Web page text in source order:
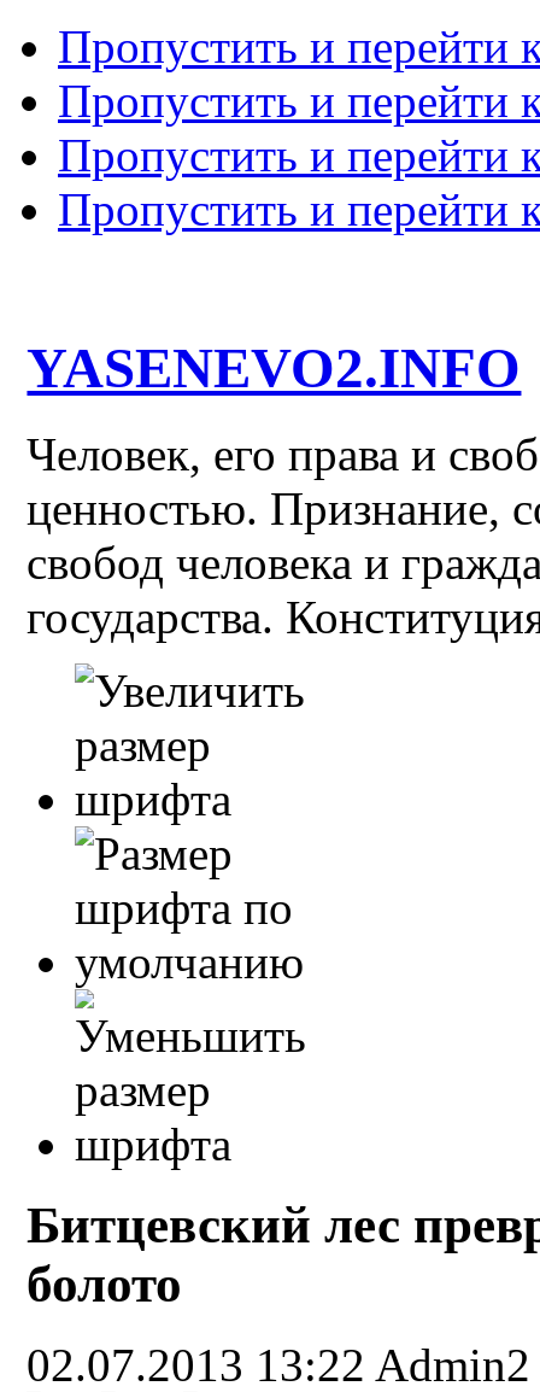
Пропустить и перейти
Пропустить и перейти
Пропустить и перейти
Пропустить и перейти
YASENEVO2.INFO
Человек, его права и
ценностью. Признание,
свобод человека и
государства.
Битцевский лес
болото
02.07.2013 13:22 Admin2